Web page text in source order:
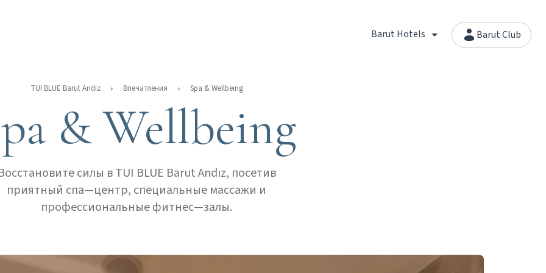
Barut Hotels Barut Club
TUI BLUE Barut Andiz Впечатления Spa & Wellbeing
& Wellbeing
силы в TUI BLUE Barut Andız, посетив
приятный спа—центр, специальные массажи и
профессиональные фитнес—залы.